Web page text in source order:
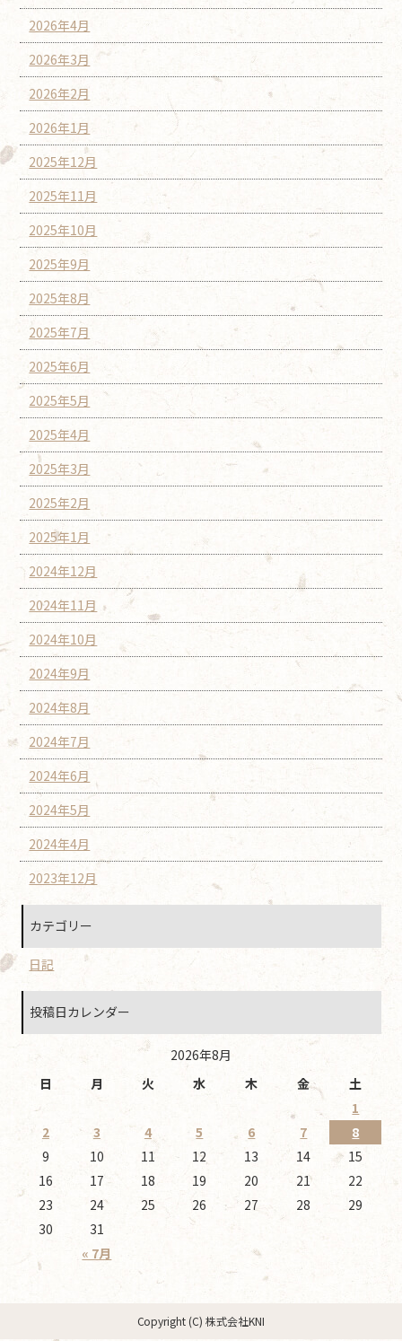
2026年4月
2026年3月
2026年2月
2026年1月
2025年12月
2025年11月
2025年10月
2025年9月
2025年8月
2025年7月
2025年6月
2025年5月
2025年4月
2025年3月
2025年2月
2025年1月
2024年12月
2024年11月
2024年10月
2024年9月
2024年8月
2024年7月
2024年6月
2024年5月
2024年4月
2023年12月
カテゴリー
日記
投稿日カレンダー
2026年8月
日
月 火 水 木 金 土
« 7月
1
2
3 4 5 6 7
8
9
10 11 12 13 14
15
16
17 18 19 20 21
22
23
24 25 26 27 28
29
30
31
Copyright (C) 株式会社KNI